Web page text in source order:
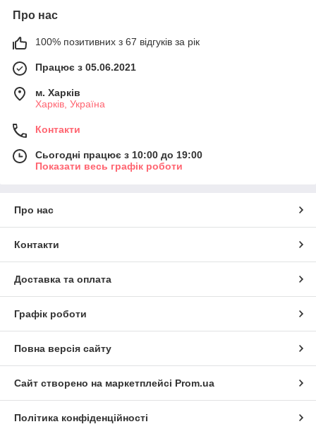
Про нас
100% позитивних з 67 відгуків за рік
Працює з 05.06.2021
м. Харків
Харків, Україна
Контакти
Сьогодні працює з 10:00 до 19:00
Показати весь графік роботи
Про нас
Контакти
Доставка та оплата
Графік роботи
Повна версія сайту
Сайт створено на маркетплейсі Prom.ua
Політика конфіденційності